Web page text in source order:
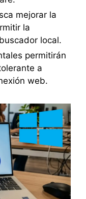
mejorar la
la
local.
permitirán
a
web.